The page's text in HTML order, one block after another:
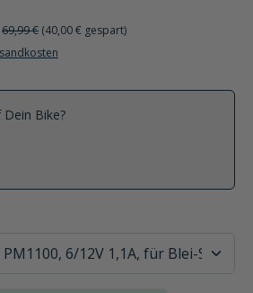
69,99 € (40,00 € gespart)
Bike?